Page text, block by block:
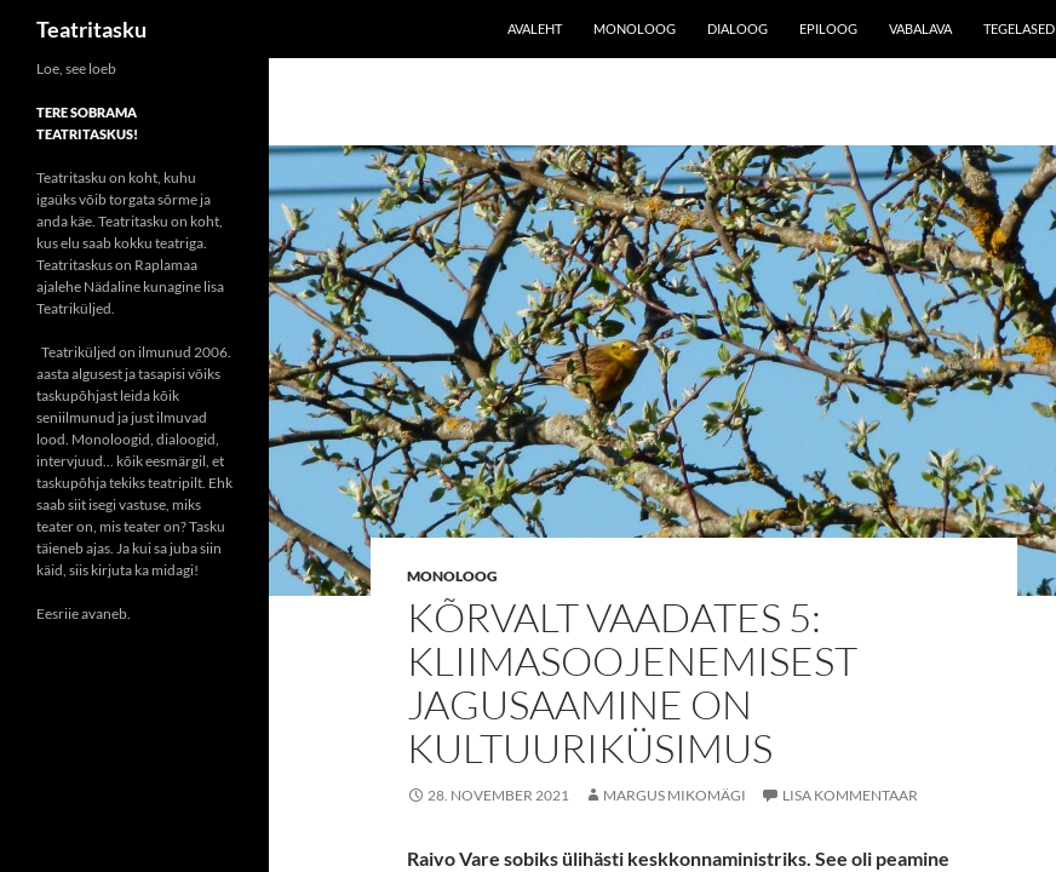
Liigu
juurde
Teatritasku AVALEHT MONOLOOG DIALOOG EPILOOG VABALAVA TEGELASED
MONOLOOG
KÕRVALT VAADATES 5:
KLIIMASOOJENEMISEST
JAGUSAAMINE ON
KULTUURIKÜSIMUS
28. NOVEMBER 2021 MARGUS MIKOMÄGI LISA KOMMENTAAR
Raivo Vare sobiks ülihästi keskkonnaministriks. See oli peamine
Loe, see loeb
TERE SOBRAMA
TEATRITASKUS!
Teatritasku on koht, kuhu
igaüks võib torgata sõrme ja
anda käe. Teatritasku on koht,
kus elu saab kokku teatriga.
Teatritaskus on Raplamaa
ajalehe Nädaline kunagine lisa
Teatriküljed.
Teatriküljed on ilmunud 2006.
aasta algusest ja tasapisi võiks
taskupõhjast leida kõik
seniilmunud ja just ilmuvad
lood. Monoloogid, dialoogid,
intervjuud... kõik eesmärgil, et
taskupõhja tekiks teatripilt. Ehk
saab siit isegi vastuse, miks
teater on, mis teater on? Tasku
täieneb ajas. Ja kui sa juba siin
käid, siis kirjuta ka midagi!
Eesriie avaneb.